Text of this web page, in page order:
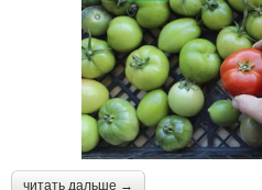
читать дальше →